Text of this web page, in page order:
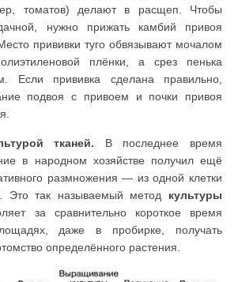
томатов) делают в расщеп. Чтобы
нужно прижать камбий привоя
прививки туго обвязывают мочалом
плёнки, а срез пенька
Если прививка сделана правильно,
подвоя с привоем и почки привоя
тканей. В последнее время
в народном хозяйстве получил ещё
размножения — из одной клетки
Это так называемый метод культуры
за сравнительно короткое время
даже в пробирке, получать
определённого растения.